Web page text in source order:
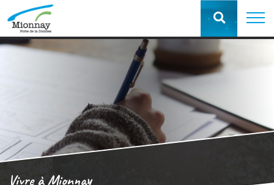
Vivre à Mionnay